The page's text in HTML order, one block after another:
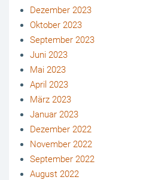
Dezember 2023
Oktober 2023
September 2023
Juni 2023
Mai 2023
April 2023
März 2023
Januar 2023
Dezember 2022
November 2022
September 2022
August 2022